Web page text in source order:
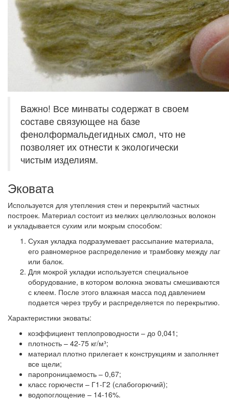
Важно! Все минваты содержат в своем
составе связующее на базе
фенолформальдегидных смол, что не
позволяет их отнести к экологически
чистым изделиям.
Эковата
Используется для утепления стен и перекрытий частных
построек. Материал состоит из мелких целлюлозных волокон
и укладывается сухим или мокрым способом:
Сухая укладка подразумевает рассыпание материала,
его равномерное распределение и трамбовку между лаг
или балок.
Для мокрой укладки используется специальное
оборудование, в котором волокна эковаты смешиваются
с клеем. После этого влажная масса под давлением
подается через трубу и распределяется по перекрытию.
Характеристики эковаты:
коэффициент теплопроводности – до 0,041;
плотность – 42-75 кг/м³;
материал плотно прилегает к конструкциям и заполняет
все щели;
паропроницаемость – 0,67;
класс горючести – Г1-Г2 (слабогорючий);
водопоглощение – 14-16%.